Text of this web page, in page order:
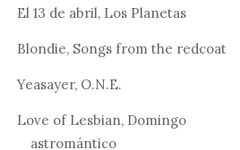
El 13 de abril, Los Planetas
Blondie, Songs from the redcoat
Yeasayer, O.N.E.
Love of Lesbian, Domingo
astromántico